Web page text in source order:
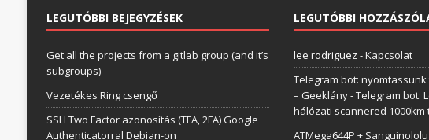
LEGUTÓBBI BEJEGYZÉSEK
Get all the projects from a gitlab group (and it’s
subgroups)
Vezetékes Ring csengő
SSH Two Factor azonosítás (TFA, 2FA) Google
Authenticatorral Debian-on
LEGUTÓBBI
lee rodriguez -Kapcsolat
Telegram bot:
– Geeklány-Telegram bot:
hálózati scannered 1000km
ATMega644P +